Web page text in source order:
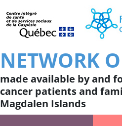
NETWORK
made available by and
cancer patients and
Magdalen Islands